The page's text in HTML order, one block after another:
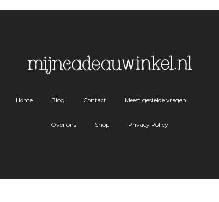
Home Blog Contact Meest gestelde vragen
Over ons Shop Privacy Policy